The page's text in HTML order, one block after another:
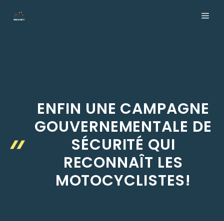
ENFIN UNE CAMPAGNE
GOUVERNEMENTALE DE
SÉCURITÉ QUI
RECONNAÎT LES
MOTOCYCLISTES!